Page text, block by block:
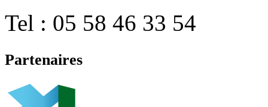
Tel : 05 58 46 33 54
Partenaires